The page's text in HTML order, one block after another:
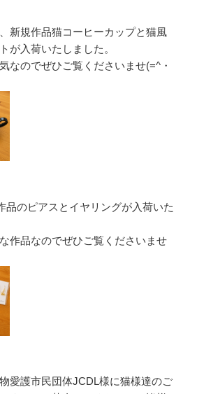
新規作品猫コーヒーカップと猫風
が入荷いたしました。
なのでぜひご覧くださいませ(=^・
品のピアスとイヤリングが入荷いた
作品なのでぜひご覧くださいませ
愛護市民団体JCDL様に猫様達のご